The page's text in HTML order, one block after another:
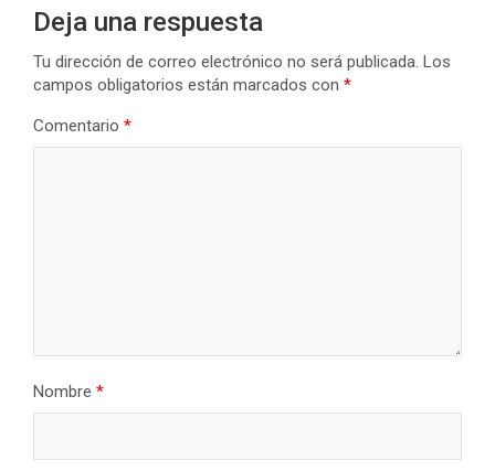
Deja una respuesta
Tu dirección de correo electrónico no será publicada. Los
campos obligatorios están marcados con *
Comentario *
Nombre *